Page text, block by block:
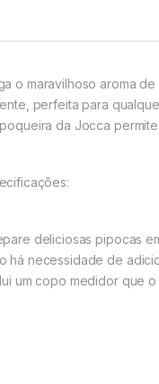
o maravilhoso aroma
perfeita para
da Jocca
deliciosas pipocas
há necessidade de
um copo medidor que